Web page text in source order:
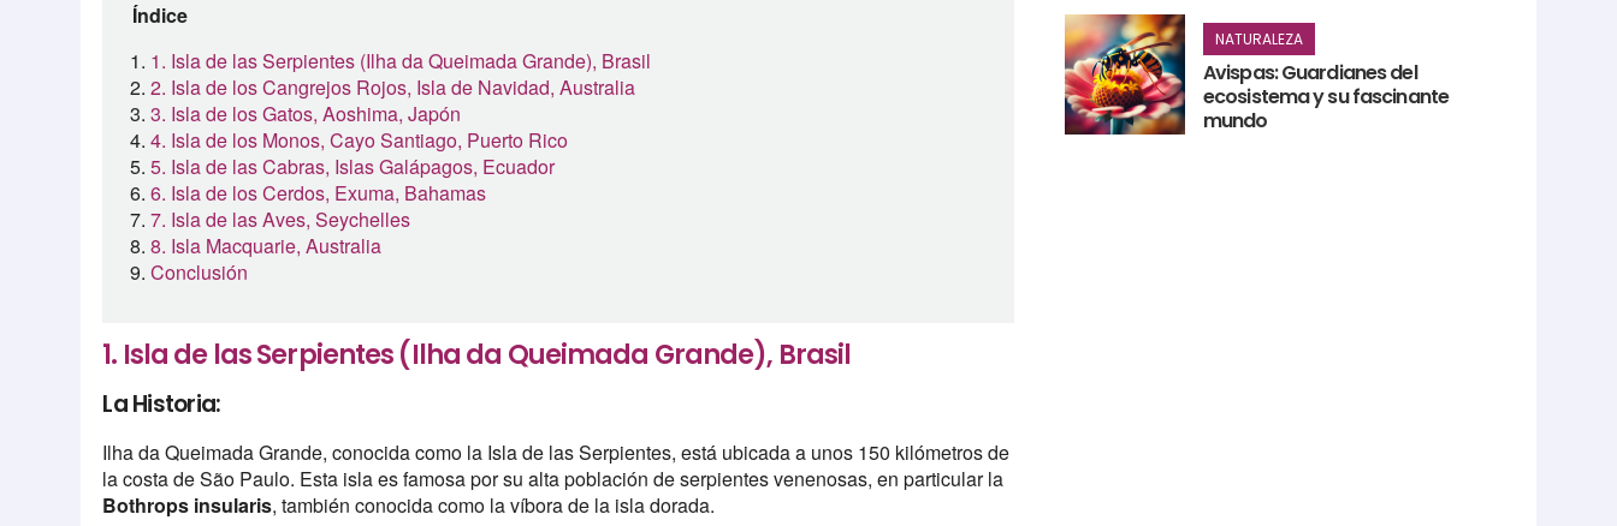
Índice
1. Isla de las Serpientes (Ilha da Queimada Grande), Brasil
2. Isla de los Cangrejos Rojos, Isla de Navidad, Australia
3. Isla de los Gatos, Aoshima, Japón
4. Isla de los Monos, Cayo Santiago, Puerto Rico
5. Isla de las Cabras, Islas Galápagos, Ecuador
6. Isla de los Cerdos, Exuma, Bahamas
7. Isla de las Aves, Seychelles
8. Isla Macquarie, Australia
Conclusión
1. Isla de las Serpientes (Ilha da Queimada Grande), Brasil
La Historia:
Ilha da Queimada Grande, conocida como la Isla de las Serpientes, está ubicada a unos 150 kilómetros de
la costa de São Paulo. Esta isla es famosa por su alta población de serpientes venenosas, en particular la
Bothrops insularis, también conocida como la víbora de la isla dorada.
NATURALEZA
Avispas: Guardianes del
ecosistema y su fascinante
mundo